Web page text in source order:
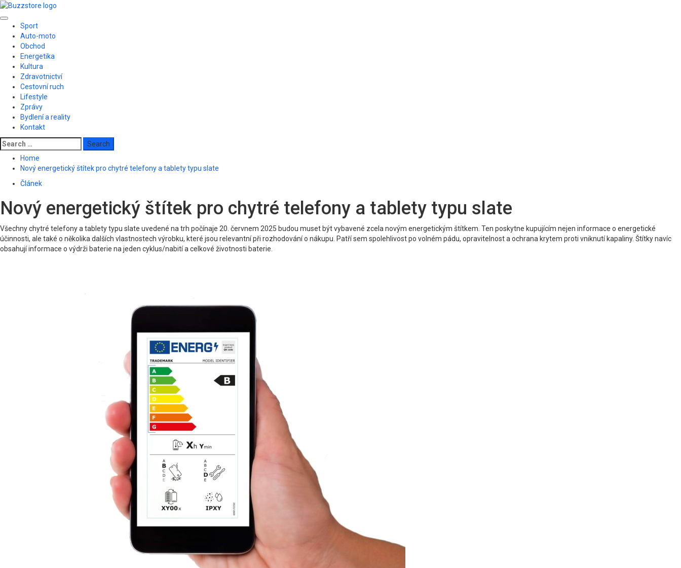
Skip
content
Primary
Menu
Sport
Auto-moto
Obchod
Energetika
Kultura
Zdravotnictví
Cestovní ruch
Lifestyle
Zprávy
Bydlení a reality
Kontakt
Search
for:
Home
Nový energetický štítek pro chytré telefony a tablety typu slate
Článek
Nový energetický štítek pro chytré telefony a tablety typu slate
Všechny chytré telefony a tablety typu slate uvedené na trh počínaje 20. červnem 2025 budou muset být vybavené zcela novým energetickým štítkem. Ten poskytne kupujícím nejen informace o energetické
účinnosti, ale také o několika dalších vlastnostech výrobku, které jsou relevantní při rozhodování o nákupu. Patří sem spolehlivost po volném pádu, opravitelnost a ochrana krytem proti vniknutí kapaliny. Štítky navíc
obsahují informace o výdrži baterie na jeden cyklus/nabití a celkové životnosti baterie.